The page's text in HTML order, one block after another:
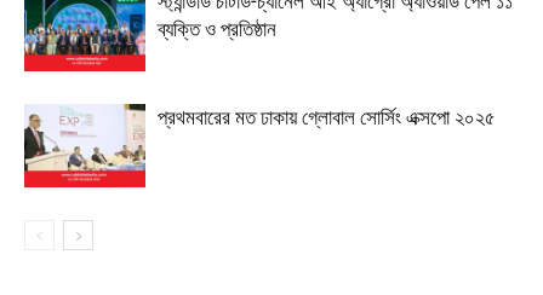
ব্যক্তি ও প্রতিষ্ঠান
প্রথমবারের মত ঢাকায় গ্লোবাল সোর্সিং এক্সপো ২০২৫